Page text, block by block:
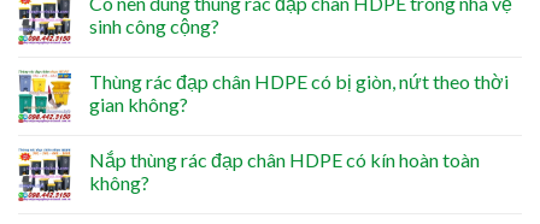
sinh công cộng?
Thùng rác đạp chân HDPE có bị giòn, nứt theo thời
gian không?
Nắp thùng rác đạp chân HDPE có kín hoàn toàn
không?